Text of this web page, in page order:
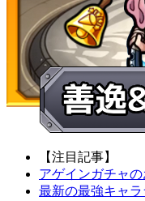
【注目記事】
アゲインガチャ
最新の最強キャ